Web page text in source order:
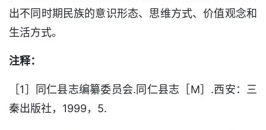
出不同时期民族的意识形态、思维方式、价值观念和
生活方式。
注释：
［1］同仁县志编纂委员会.同仁县志［M］.西安：三
秦出版社，1999，5.